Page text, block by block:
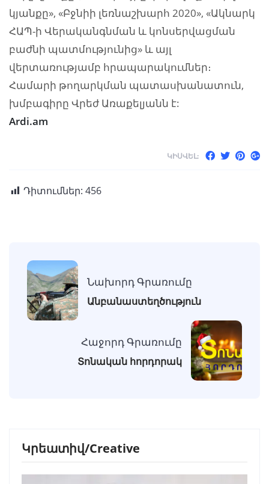
կյանքը», «Բջնիի լեռնաշխարհ 2020», «Ակնարկ
ՀԱՊ-ի Վերականգնման և կոնսերվացման
բաժնի պատմությունից» և այլ
վերտառությամբ հրապարակումներ։
Համարի թողարկման պատասխանատուն,
խմբագիրը Վրեժ Առաքելյանն է:
Ardi.am
ԿԻՍՎԵԼ:
Դիտումներ: 456
Նախորդ Գրառումը
Անբանաստեղծություն
Հաջորդ Գրառումը
Տոնական հորդորակ
Կրեատիվ/Creative